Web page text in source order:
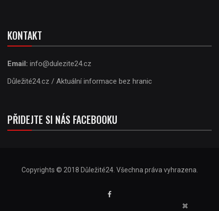
KONTAKT
Email: info@dulezite24.cz
Důležité24.cz / Aktuální informace bez hranic
PŘIDEJTE SI NÁS FACEBOOKU
Copyrights © 2018 Důležité24. Všechna práva vyhrazena.